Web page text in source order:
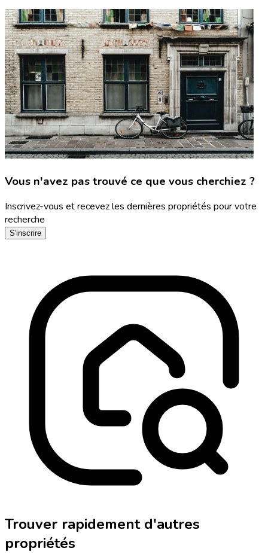
Vous n'avez pas trouvé ce que vous cherchiez ?
Inscrivez-vous et recevez les dernières propriétés pour votre
recherche
S'inscrire
Trouver rapidement d'autres
propriétés